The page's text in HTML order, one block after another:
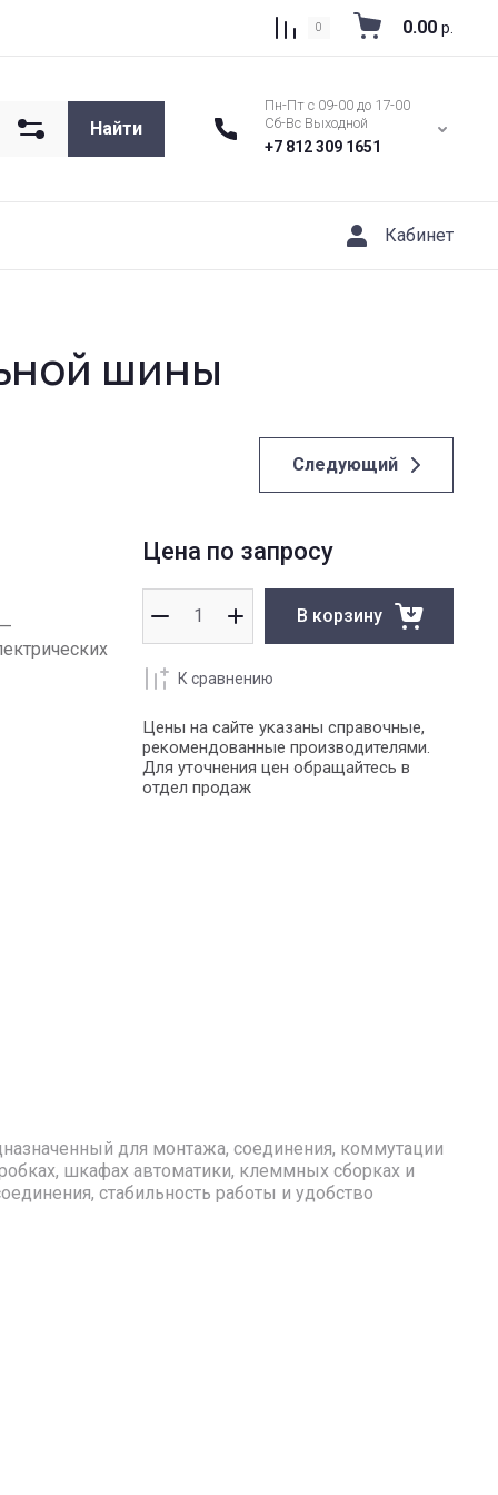
0 0.00 р.
Найти
Пн-Пт с 09-00 до 17-00
Сб-Вс Выходной
+7 812 309 1651
Кабинет
шины
Следующий
Цена по запросу
В корзину
К сравнению
Цены на сайте указаны справочные,
рекомендованные производителями.
Для уточнения цен обращайтесь в
отдел продаж
для монтажа, соединения, коммутации
шкафах автоматики, клеммных сборках и
стабильность работы и удобство